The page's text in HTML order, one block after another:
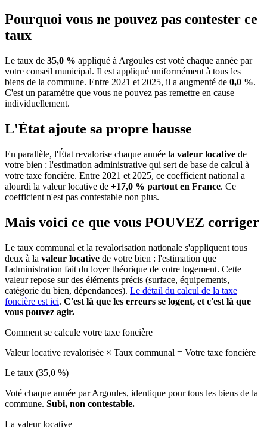
Pourquoi vous ne pouvez pas contester ce
taux
Le taux de 35,0 % appliqué à Argoules est voté chaque année par
votre conseil municipal. Il est appliqué uniformément à tous les
biens de la commune. Entre 2021 et 2025, il a augmenté de 0,0 %.
C'est un paramètre que vous ne pouvez pas remettre en cause
individuellement.
L'État ajoute sa propre hausse
En parallèle, l'État revalorise chaque année la valeur locative de
votre bien : l'estimation administrative qui sert de base de calcul à
votre taxe foncière. Entre 2021 et 2025, ce coefficient national a
alourdi la valeur locative de +17,0 % partout en France. Ce
coefficient n'est pas contestable non plus.
Mais voici ce que vous POUVEZ corriger
Le taux communal et la revalorisation nationale s'appliquent tous
deux à la valeur locative de votre bien : l'estimation que
l'administration fait du loyer théorique de votre logement. Cette
valeur repose sur des éléments précis (surface, équipements,
catégorie du bien, dépendances). Le détail du calcul de la taxe
foncière est ici. C'est là que les erreurs se logent, et c'est là que
vous pouvez agir.
Comment se calcule votre taxe foncière
Valeur locative revalorisée × Taux communal = Votre taxe foncière
Le taux (35,0 %)
Voté chaque année par Argoules, identique pour tous les biens de la
commune. Subi, non contestable.
La valeur locative